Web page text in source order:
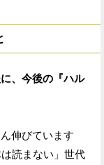
、今後の『ハル
伸びています
読まない」世代